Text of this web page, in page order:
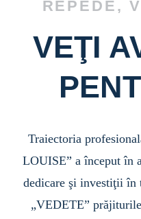
REPEDE,
VEŢI
Traiectoria
LOUISE” a început în
dedicare şi investiţii în
„VEDETE”